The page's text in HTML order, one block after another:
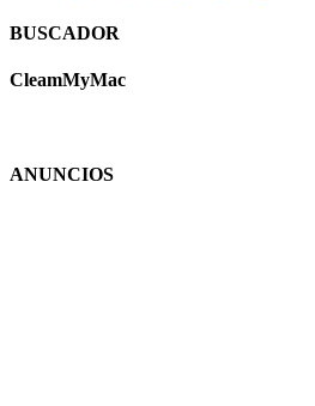
BUSCADOR
CleamMyMac
ANUNCIOS